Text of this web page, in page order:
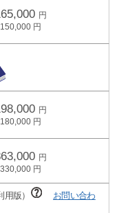
150,000
180,000
330,000
用版）
お問い合わ